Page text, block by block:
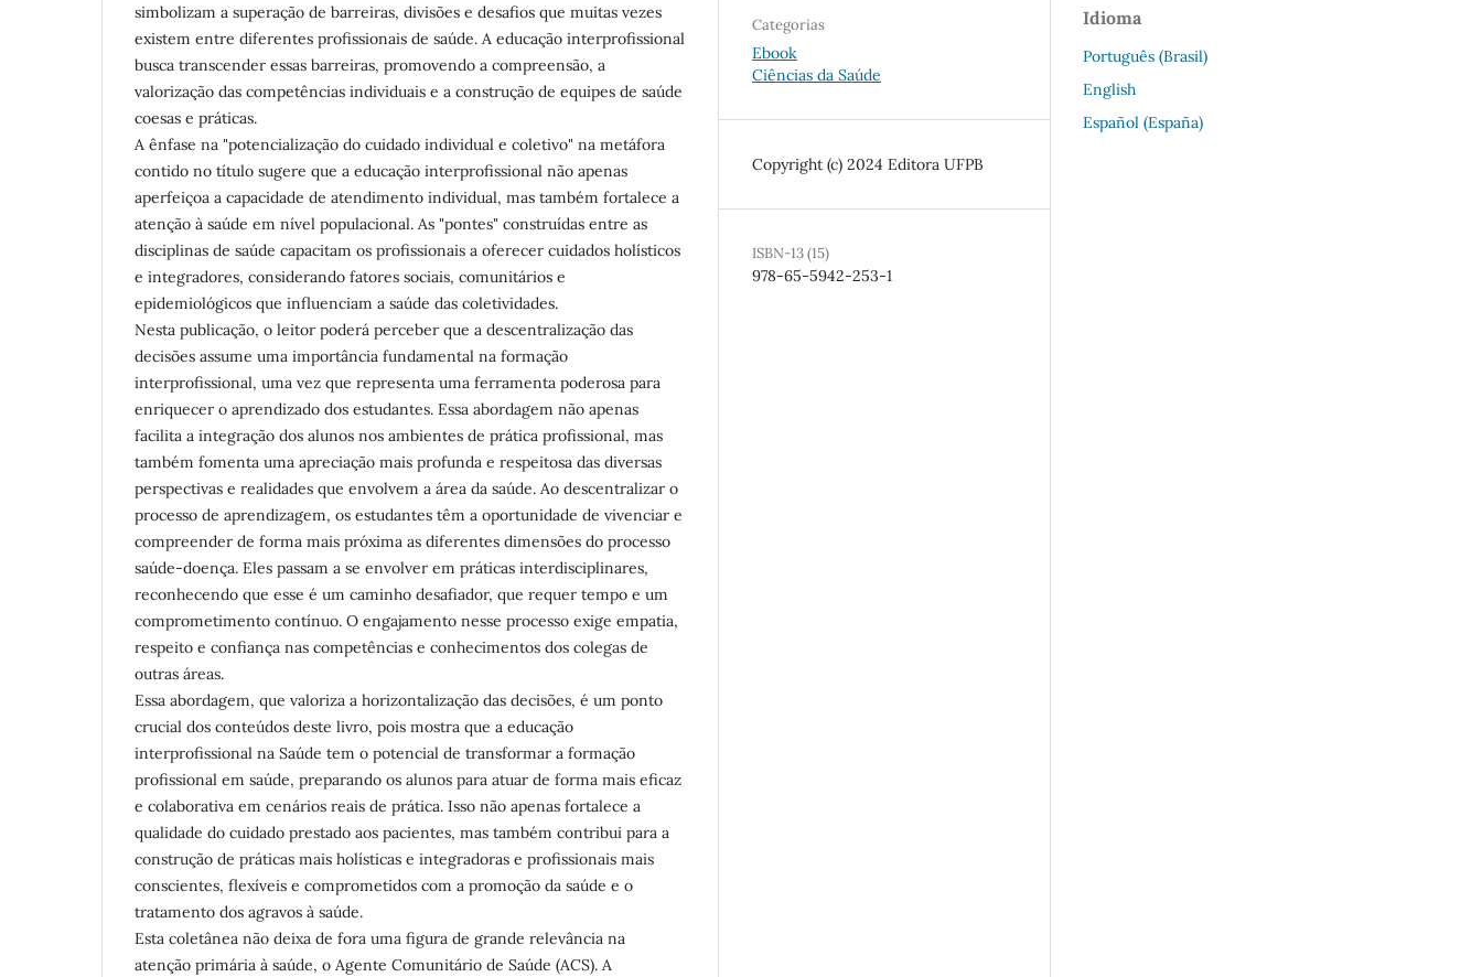
simbolizam a superação de barreiras, divisões e desafios que muitas vezes
existem entre diferentes profissionais de saúde. A educação interprofissional
busca transcender essas barreiras, promovendo a compreensão, a
valorização das competências individuais e a construção de equipes de saúde
coesas e práticas.
A ênfase na "potencialização do cuidado individual e coletivo" na metáfora
contido no título sugere que a educação interprofissional não apenas
aperfeiçoa a capacidade de atendimento individual, mas também fortalece a
atenção à saúde em nível populacional. As "pontes" construídas entre as
disciplinas de saúde capacitam os profissionais a oferecer cuidados holísticos
e integradores, considerando fatores sociais, comunitários e
epidemiológicos que influenciam a saúde das coletividades.
Nesta publicação, o leitor poderá perceber que a descentralização das
decisões assume uma importância fundamental na formação
interprofissional, uma vez que representa uma ferramenta poderosa para
enriquecer o aprendizado dos estudantes. Essa abordagem não apenas
facilita a integração dos alunos nos ambientes de prática profissional, mas
também fomenta uma apreciação mais profunda e respeitosa das diversas
perspectivas e realidades que envolvem a área da saúde. Ao descentralizar o
processo de aprendizagem, os estudantes têm a oportunidade de vivenciar e
compreender de forma mais próxima as diferentes dimensões do processo
saúde-doença. Eles passam a se envolver em práticas interdisciplinares,
reconhecendo que esse é um caminho desafiador, que requer tempo e um
comprometimento contínuo. O engajamento nesse processo exige empatia,
respeito e confiança nas competências e conhecimentos dos colegas de
outras áreas.
Essa abordagem, que valoriza a horizontalização das decisões, é um ponto
crucial dos conteúdos deste livro, pois mostra que a educação
interprofissional na Saúde tem o potencial de transformar a formação
profissional em saúde, preparando os alunos para atuar de forma mais eficaz
e colaborativa em cenários reais de prática. Isso não apenas fortalece a
qualidade do cuidado prestado aos pacientes, mas também contribui para a
construção de práticas mais holísticas e integradoras e profissionais mais
conscientes, flexíveis e comprometidos com a promoção da saúde e o
tratamento dos agravos à saúde.
Esta coletânea não deixa de fora uma figura de grande relevância na
atenção primária à saúde, o Agente Comunitário de Saúde (ACS). A
Categorias
Ebook
Ciências da Saúde
Copyright (c) 2024 Editora UFPB
ISBN-13 (15)
978-65-5942-253-1
Idioma
Português (Brasil)
English
Español (España)